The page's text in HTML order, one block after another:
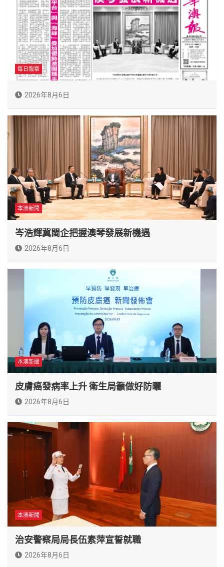
每日報章
2026年8月6日
本澳新聞
岑浩輝冀閩企把握澳琴發展新機遇
2026年8月6日
本澳新聞
皮膚癌發病率上升 衛生局籲做好防曬
2026年8月6日
本澳新聞
治安警察局局長伍素萍宣誓就職
2026年8月6日